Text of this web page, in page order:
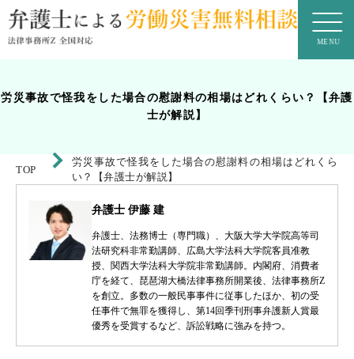
労災事故で怪我をした場合の慰謝料の相場はどれくらい？【弁護
士が解説】
TOP
労災事故で怪我をした場合の慰謝料の相場はどれくら
い？【弁護士が解説】
弁護士 伊藤 建
弁護士、法務博士（専門職）、大阪大学大学院高等司
法研究科非常勤講師、広島大学法科大学院客員准教
授、関西大学法科大学院非常勤講師。内閣府、消費者
庁を経て、琵琶湖大橋法律事務所開業後、法律事務所Z
を創立。多数の一般民事事件に従事したほか、初の受
任事件で無罪を獲得し、第14回季刊刑事弁護新人賞最
優秀を受賞するなど、訴訟戦略に強みを持つ。